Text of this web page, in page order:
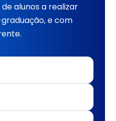
alunos a realizar
e com